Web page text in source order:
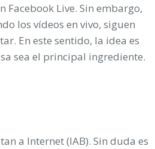
Live. Sin embargo,
los vídeos en vivo, siguen
En este sentido, la idea es
sea el principal ingrediente.
a Internet (IAB). Sin duda es